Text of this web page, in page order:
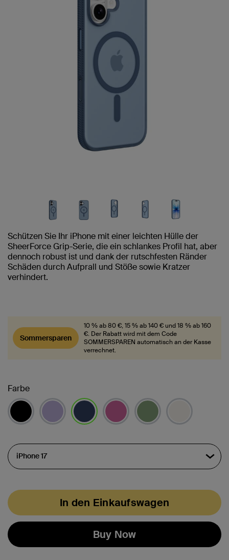
Schützen Sie Ihr iPhone mit einer leichten Hülle der
SheerForce Grip-Serie, die ein schlankes Profil hat, aber
dennoch robust ist und dank der rutschfesten Ränder
Schäden durch Aufprall und Stöße sowie Kratzer
verhindert.
Sommersparen
10 % ab 80 €, 15 % ab 140 € und 18 % ab 160
€. Der Rabatt wird mit dem Code
SOMMERSPAREN automatisch an der Kasse
verrechnet.
Farbe
In den Einkaufswagen
Buy Now